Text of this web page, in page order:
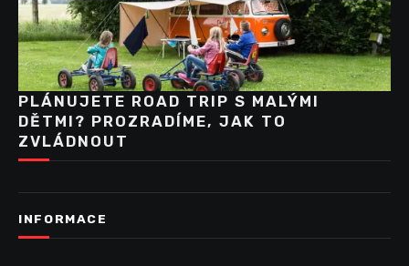
PLÁNUJETE ROAD TRIP S MALÝMI
DĚTMI? PROZRADÍME, JAK TO
ZVLÁDNOUT
INFORMACE